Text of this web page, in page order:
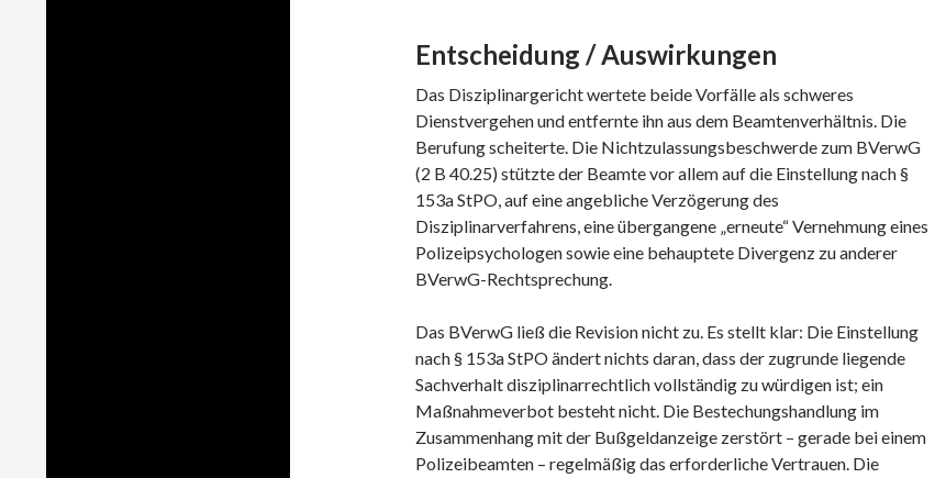
Entscheidung / Auswirkungen
Das Disziplinargericht wertete beide Vorfälle als schweres
Dienstvergehen und entfernte ihn aus dem Beamtenverhältnis. Die
Berufung scheiterte. Die Nichtzulassungsbeschwerde zum BVerwG
(2 B 40.25) stützte der Beamte vor allem auf die Einstellung nach §
153a StPO, auf eine angebliche Verzögerung des
Disziplinarverfahrens, eine übergangene „erneute“ Vernehmung eines
Polizeipsychologen sowie eine behauptete Divergenz zu anderer
BVerwG-Rechtsprechung.
Das BVerwG ließ die Revision nicht zu. Es stellt klar: Die Einstellung
nach § 153a StPO ändert nichts daran, dass der zugrunde liegende
Sachverhalt disziplinarrechtlich vollständig zu würdigen ist; ein
Maßnahmeverbot besteht nicht. Die Bestechungshandlung im
Zusammenhang mit der Bußgeldanzeige zerstört – gerade bei einem
Polizeibeamten – regelmäßig das erforderliche Vertrauen. Die